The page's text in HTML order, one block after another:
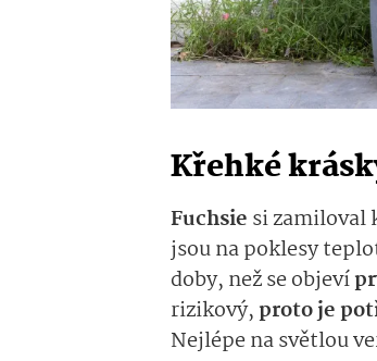
Křehké
Fuchsie si zamiloval
jsou na poklesy
doby, než se objeví
rizikový,proto je
Nejlépe na světlou